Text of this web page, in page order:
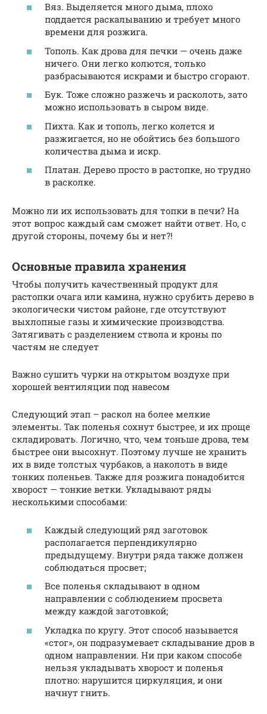
Вяз. Выделяется много дыма, плохо
поддается раскалыванию и требует много
времени для розжига.
Тополь. Как дрова для печки — очень даже
ничего. Они легко колются, только
разбрасываются искрами и быстро сгорают.
Бук. Тоже сложно разжечь и расколоть, зато
можно использовать в сыром виде.
Пихта. Как и тополь, легко колется и
разжигается, но не обойтись без большого
количества дыма и искр.
Платан. Дерево просто в растопке, но трудно
в расколке.
Можно ли их использовать для топки в печи? На
этот вопрос каждый сам сможет найти ответ. Но, с
другой стороны, почему бы и нет?!
Основные правила хранения
Чтобы получить качественный продукт для
растопки очага или камина, нужно срубить дерево в
экологически чистом районе, где отсутствуют
выхлопные газы и химические производства.
Затягивать с разделением ствола и кроны по
частям не следует
Важно сушить чурки на открытом воздухе при
хорошей вентиляции под навесом
Следующий этап – раскол на более мелкие
элементы. Так поленья сохнут быстрее, и их проще
складировать. Логично, что, чем тоньше дрова, тем
быстрее они высохнут. Поэтому лучше не хранить
их в виде толстых чурбаков, а наколоть в виде
тонких поленьев. Также для розжига понадобится
хворост — тонкие ветки. Укладывают ряды
несколькими способами:
Каждый следующий ряд заготовок
располагается перпендикулярно
предыдущему. Внутри ряда также должен
соблюдаться просвет;
Все поленья складывают в одном
направлении с соблюдением просвета
между каждой заготовкой;
Укладка по кругу. Этот способ называется
«стог», он подразумевает складывание дров в
одном направлении. Ни при каком способе
нельзя укладывать хворост и поленья
плотно: нарушится циркуляция, и они
начнут гнить.